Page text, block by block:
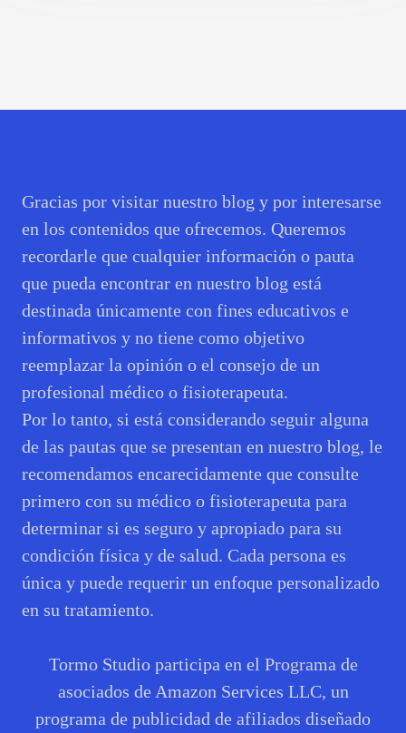
Gracias por visitar nuestro blog y por interesarse
en los contenidos que ofrecemos. Queremos
recordarle que cualquier información o pauta
que pueda encontrar en nuestro blog está
destinada únicamente con fines educativos e
informativos y no tiene como objetivo
reemplazar la opinión o el consejo de un
profesional médico o fisioterapeuta.
Por lo tanto, si está considerando seguir alguna
de las pautas que se presentan en nuestro blog, le
recomendamos encarecidamente que consulte
primero con su médico o fisioterapeuta para
determinar si es seguro y apropiado para su
condición física y de salud. Cada persona es
única y puede requerir un enfoque personalizado
en su tratamiento.
Tormo Studio participa en el Programa de
asociados de Amazon Services LLC, un
programa de publicidad de afiliados diseñado